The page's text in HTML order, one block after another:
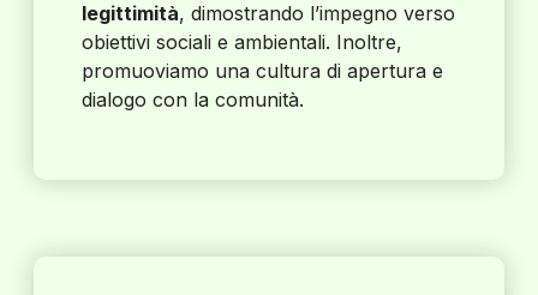
legittimità, dimostrando l’impegno verso
obiettivi sociali e ambientali. Inoltre,
promuoviamo una cultura di apertura e
dialogo con la comunità.